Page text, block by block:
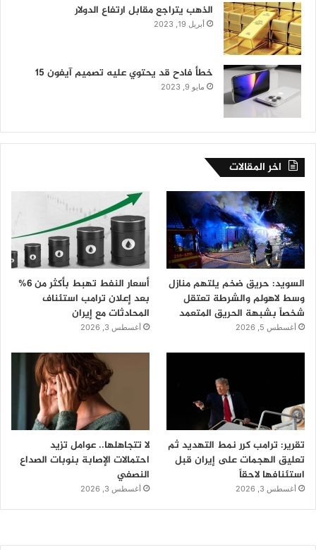
الذهب يتراجع مقابل ارتفاع الدولار
أبريل 19, 2023
خطأ فادح قد يحتوي عليه تصميم آيفون 15
مايو 9, 2023
اخر المقالات
السويد: حريق ضخم يلتهم منازل
وسط لاهولم والشرطة تعتقل
شخصاً بشبهة الحريق المتعمد
أغسطس 5, 2026
أسعار النفط تهبط بأكثر من 6%
بعد إعلان ترامب استئناف
المحادثات مع إيران
أغسطس 3, 2026
تقرير: ترامب كرر نمط التهديد ثم
تعليق الهجمات على إيران قبل
استئنافها لاحقاً
أغسطس 3, 2026
لا تتجاهلها.. عوامل تزيد
احتمالات الإصابة بنوبات الصداع
النصفي
أغسطس 3, 2026